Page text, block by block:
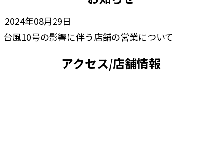
2024年08月29日
台風10号の影響に伴う店舗の営業について
アクセス/店舗情報